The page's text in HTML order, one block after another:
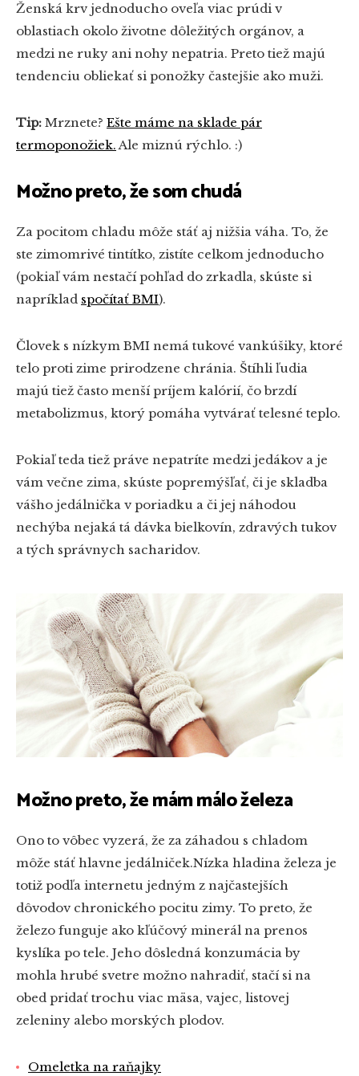
Ženská krv jednoducho oveľa viac prúdi v
oblastiach okolo životne dôležitých orgánov, a
medzi ne ruky ani nohy nepatria. Preto tiež majú
tendenciu obliekať si ponožky častejšie ako muži.
Tip: Mrznete? Ešte máme na sklade pár
termoponožiek.Ale miznú rýchlo. :)
Možno preto, že som chudá
Za pocitom chladu môže stáť aj nižšia váha. To, že
ste zimomrivé tintítko, zistíte celkom jednoducho
(pokiaľ vám nestačí pohľad do zrkadla, skúste si
napríklad spočítať BMI).
Človek s nízkym BMI nemá tukové vankúšiky, ktoré
telo proti zime prirodzene chránia. Štíhli ľudia
majú tiež často menší príjem kalórií, čo brzdí
metabolizmus, ktorý pomáha vytvárať telesné teplo.
Pokiaľ teda tiež práve nepatríte medzi jedákov a je
vám večne zima, skúste popremýšľať, či je skladba
vášho jedálnička v poriadku a či jej náhodou
nechýba nejaká tá dávka bielkovín, zdravých tukov
a tých správnych sacharidov.
Možno preto, že mám málo železa
Ono to vôbec vyzerá, že za záhadou s chladom
môže stáť hlavne jedálniček.Nízka hladina železa je
totiž podľa internetu jedným z najčastejších
dôvodov chronického pocitu zimy. To preto, že
železo funguje ako kľúčový minerál na prenos
kyslíka po tele. Jeho dôsledná konzumácia by
mohla hrubé svetre možno nahradiť, stačí si na
obed pridať trochu viac mäsa, vajec, listovej
zeleniny alebo morských plodov.
Omeletka na raňajky